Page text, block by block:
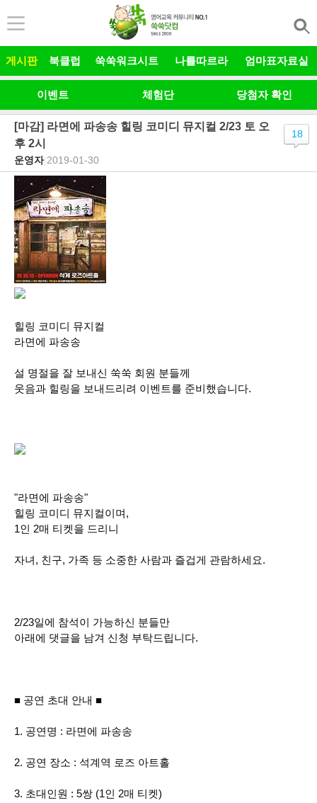
게시판 북클럽 쑥쑥워크시트 나를따르라 엄마표자료실
이벤트 체험단 당첨자 확인
[마감] 라면에 파송송 힐링 코미디 뮤지컬 2/23 토 오
후 2시
운영자| 2019-01-30
18
힐링 코미디 뮤지컬
라면에 파송송
설 명절을 잘 보내신 쑥쑥 회원 분들께
웃음과 힐링을 보내드리려 이벤트를 준비했습니다.
"라면에 파송송"
힐링 코미디 뮤지컬이며,
1인 2매 티켓을 드리니
자녀, 친구, 가족 등 소중한 사람과 즐겁게 관람하세요.
2/23일에 참석이 가능하신 분들만
아래에 댓글을 남겨 신청 부탁드립니다.
■ 공연 초대 안내 ■
1. 공연명 : 라면에 파송송
2. 공연 장소 : 석계역 로즈 아트홀
3. 초대인원 : 5쌍 (1인 2매 티켓)